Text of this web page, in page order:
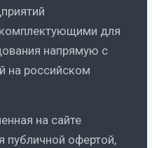
для
напрямую с
на российском
на сайте
публичной офертой,